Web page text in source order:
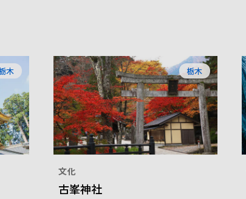
木 栃木
文化
古峯神社